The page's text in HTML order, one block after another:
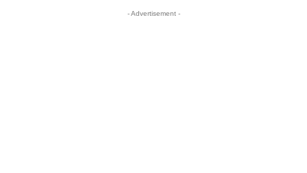
- Advertisement -